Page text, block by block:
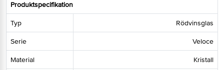
Produktspecifikation
Typ Rödvinsglas
Serie Veloce
Material Kristall